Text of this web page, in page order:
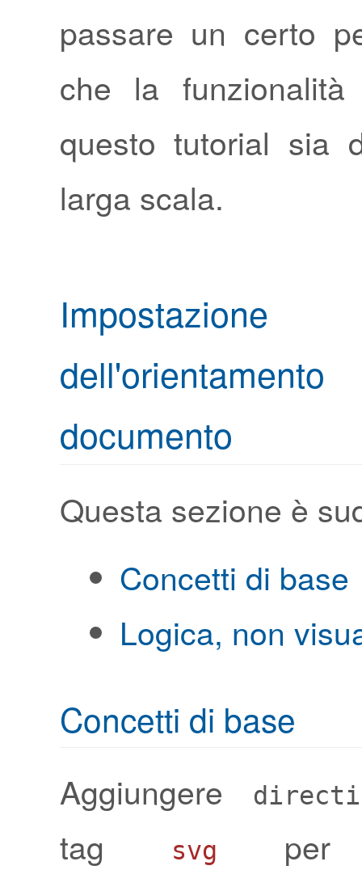
passare un certo
che la
questo tutorial sia
larga scala.
Impostazione
documento
Questa sezione è
Concetti di base
Logica, non
Concetti di base
Aggiungere
tag svg
per